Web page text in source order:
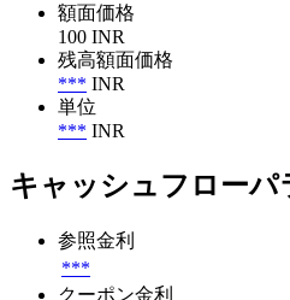
額面価格
100 INR
残高額面価格
*** INR
単位
*** INR
キャッシュフローパ
参照金利
***
クーポン金利